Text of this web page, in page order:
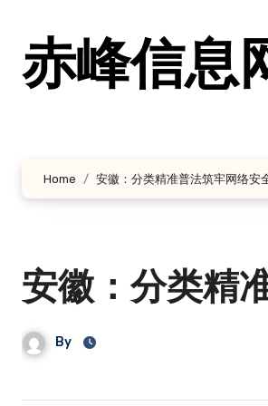
赤峰信息
Home 安徽：分类精准普法筑牢网络安
安徽：分类精
By